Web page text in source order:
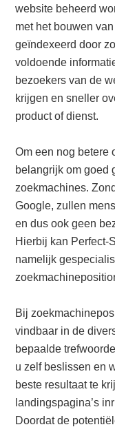
website beheerd
met het bouwen
geïndexeerd door
voldoende
bezoekers van de
krijgen en sneller
product of dienst.
Om een nog betere
belangrijk om goed
zoekmachines.
Google, zullen
en dus ook geen
Hierbij kan Perfect-
namelijk
Bij
vindbaar in de
bepaalde
u zelf beslissen en
beste resultaat te
landingspagina’s
Doordat de